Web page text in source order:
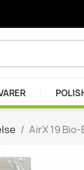
AirX 19